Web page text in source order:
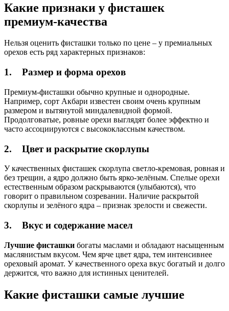
Какие признаки у фисташек
премиум‑качества
Нельзя оценить фисташки только по цене – у премиальных
орехов есть ряд характерных признаков:
1. Размер и форма орехов
Премиум-фисташки обычно крупные и однородные.
Например, сорт Акбари известен своим очень крупным
размером и вытянутой миндалевидной формой.
Продолговатые, ровные орехи выглядят более эффектно и
часто ассоциируются с высококлассным качеством.
2. Цвет и раскрытие скорлупы
У качественных фисташек скорлупа светло-кремовая, ровная и
без трещин, а ядро должно быть ярко-зелёным. Спелые орехи
естественным образом раскрываются (улыбаются), что
говорит о правильном созревании. Наличие раскрытой
скорлупы и зелёного ядра – признак зрелости и свежести.
3. Вкус и содержание масел
Лучшие фисташки богаты маслами и обладают насыщенным
маслянистым вкусом. Чем ярче цвет ядра, тем интенсивнее
ореховый аромат. У качественного ореха вкус богатый и долго
держится, что важно для истинных ценителей.
Какие фисташки самые лучшие